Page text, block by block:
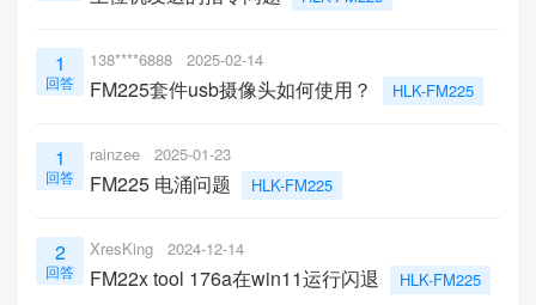
1
回答
138****6888 2025-02-14
FM225套件usb摄像头如何使用？ HLK-FM225
1
回答
rainzee 2025-01-23
FM225 电涌问题 HLK-FM225
2
回答
XresKing 2024-12-14
FM22x tool 176a在win11运行闪退 HLK-FM225